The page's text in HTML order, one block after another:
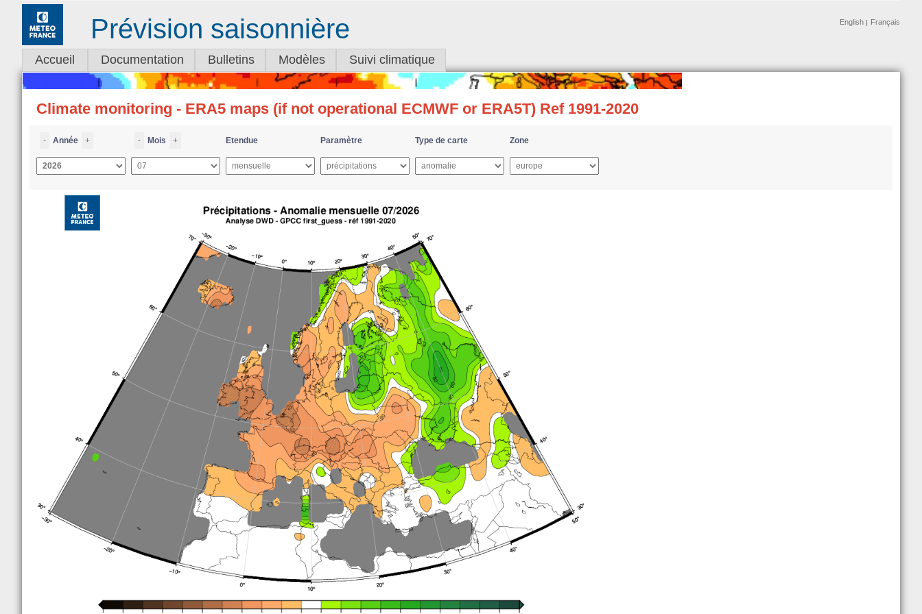
Prévision saisonnière English Français
Accueil Documentation Bulletins Modèles Suivi climatique
Climate monitoring - ERA5 maps (if not operational ECMWF or ERA5T) Ref 1991-2020
- Année + - Mois + Etendue Paramètre Type de carte Zone